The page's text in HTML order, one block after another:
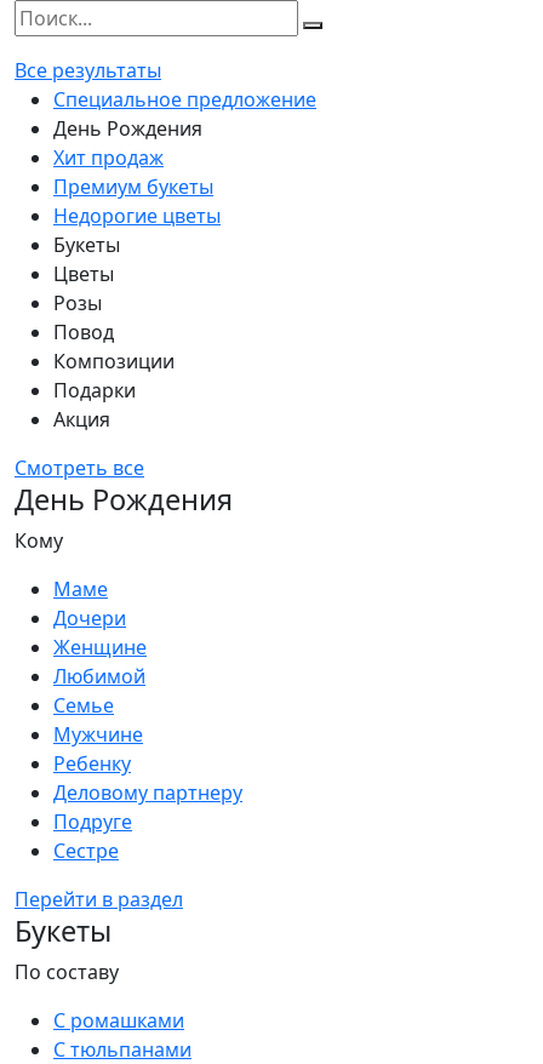
Все результаты
Специальное предложение
День Рождения
Хит продаж
Премиум букеты
Недорогие цветы
Букеты
Цветы
Розы
Повод
Композиции
Подарки
Акция
Смотреть все
День Рождения
Кому
Маме
Дочери
Женщине
Любимой
Семье
Мужчине
Ребенку
Деловому партнеру
Подруге
Сестре
Перейти в раздел
Букеты
По составу
С ромашками
С тюльпанами